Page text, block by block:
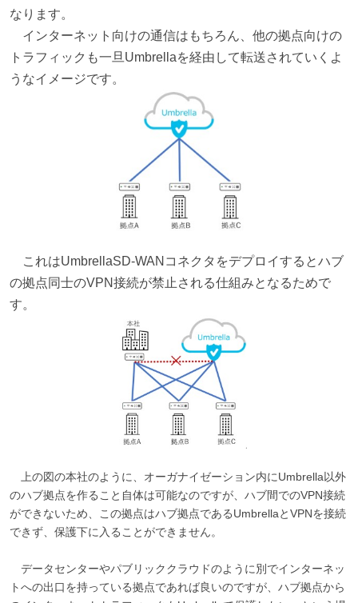
なります。
インターネット向けの通信はもちろん、他の拠点向けの
トラフィックも一旦Umbrellaを経由して転送されていくよ
うなイメージです。
これはUmbrellaSD-WANコネクタをデプロイするとハブ
の拠点同士のVPN接続が禁止される仕組みとなるためで
す。
上の図の本社のように、オーガナイゼーション内にUmbrella以外
のハブ拠点を作ること自体は可能なのですが、ハブ間でのVPN接続
ができないため、この拠点はハブ拠点であるUmbrellaとVPNを接続
できず、保護下に入ることができません。
データセンターやパブリッククラウドのように別でインターネッ
トへの出口を持っている拠点であれば良いのですが、ハブ拠点から